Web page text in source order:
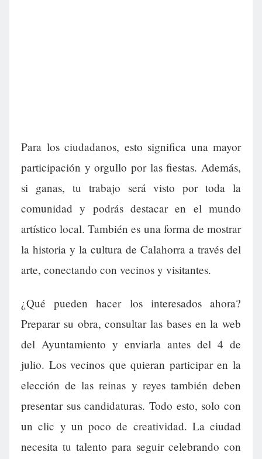
Para los ciudadanos, esto significa una mayor
participación y orgullo por las fiestas. Además,
si ganas, tu trabajo será visto por toda la
comunidad y podrás destacar en el mundo
artístico local. También es una forma de mostrar
la historia y la cultura de Calahorra a través del
arte, conectando con vecinos y visitantes.
¿Qué pueden hacer los interesados ahora?
Preparar su obra, consultar las bases en la web
del Ayuntamiento y enviarla antes del 4 de
julio. Los vecinos que quieran participar en la
elección de las reinas y reyes también deben
presentar sus candidaturas. Todo esto, solo con
un clic y un poco de creatividad. La ciudad
necesita tu talento para seguir celebrando con